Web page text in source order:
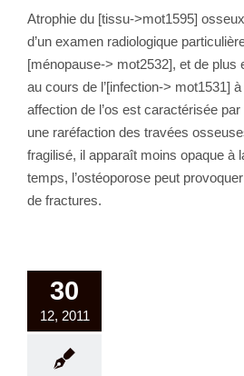
Atrophie du [tissu->mot1595]
d’un examen radiologique
[ménopause-> mot2532], et de plus
au cours de l’[infection-> mot1531]
affection de l’os est caractérisée
une raréfaction des travées
fragilisé, il apparaît moins opaque à
temps, l’ostéoporose peut
de fractures.
30
12, 2011